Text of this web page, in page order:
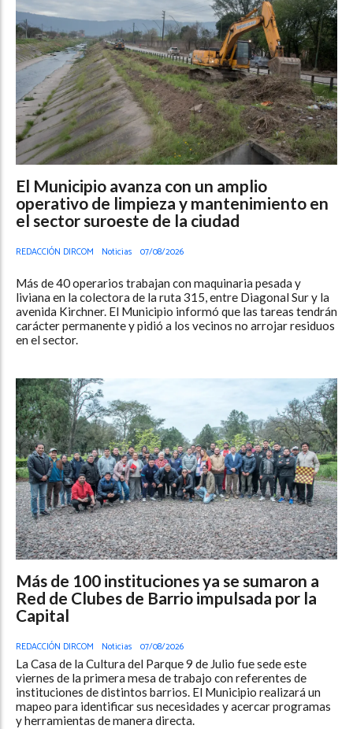
El Municipio avanza con un amplio
operativo de limpieza y mantenimiento en
el sector suroeste de la ciudad
REDACCIÓN DIRCOM Noticias 07/08/2026
Más de 40 operarios trabajan con maquinaria pesada y
liviana en la colectora de la ruta 315, entre Diagonal Sur y la
avenida Kirchner. El Municipio informó que las tareas tendrán
carácter permanente y pidió a los vecinos no arrojar residuos
en el sector.
Más de 100 instituciones ya se sumaron a
Red de Clubes de Barrio impulsada por la
Capital
REDACCIÓN DIRCOM Noticias 07/08/2026
La Casa de la Cultura del Parque 9 de Julio fue sede este
viernes de la primera mesa de trabajo con referentes de
instituciones de distintos barrios. El Municipio realizará un
mapeo para identificar sus necesidades y acercar programas
y herramientas de manera directa.